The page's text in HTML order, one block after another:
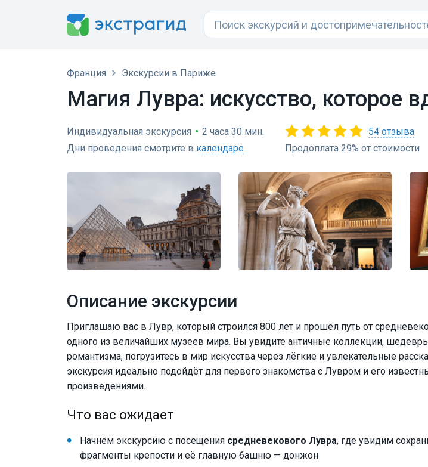
Франция Экскурсии в Париже
Магия Лувра: искусство, которое
Индивидуальная экскурсия • 2 часа 30 мин.
Дни проведения смотрите в календаре
54 отзыва
Предоплата 29% от стоимости
Описание экскурсии
Приглашаю вас в Лувр, который строился 800 лет и прошёл путь от
одного из величайших музеев мира. Вы увидите античные коллекции,
романтизма, погрузитесь в мир искусства через лёгкие и увлекательные
экскурсия идеально подойдёт для первого знакомства с Лувром и его
произведениями.
Что вас ожидает
Начнём экскурсию с посещения средневекового Лувра, где увидим
фрагменты крепости и её главную башню — донжон